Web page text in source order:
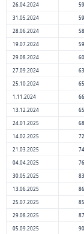
26.04.2024
31.05.2024
28.06.2024
19.07.2024
29.08.2024
27.09.2024
25.10.2024
1.11.2024
13.12.2024
24.01.2025
14.02.2025
21.03.2025
04.04.2025
30.05.2025
13.06.2025
25.07.2025
29.08.2025
05.09.2025